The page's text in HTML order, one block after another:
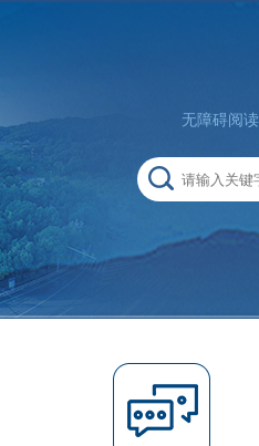
无障碍阅读